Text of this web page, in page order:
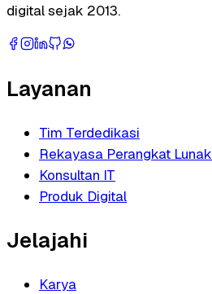
digital sejak 2013.
Layanan
Tim Terdedikasi
Rekayasa Perangkat Lunak
Konsultan IT
Produk Digital
Jelajahi
Karya